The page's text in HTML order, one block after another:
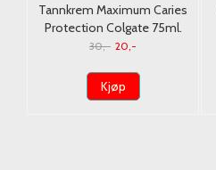
Tannkrem Maximum Caries
Protection Colgate 75ml.
30,- 20,-
Kjøp